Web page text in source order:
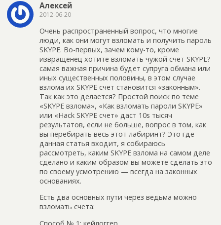
Алексей
2012-06-20
Очень распространенный вопрос, что многие
люди, как они могут взломать и получить пароль
SKYPE. Во-первых, зачем кому-то, кроме
извращенец хотите взломать чужой счет SKYPE?
самая важная причина будет супруга обмана или
иных существенных половины, в этом случае
взлома их SKYPE счет становится «законным».
Так как это делается? Простой поиск по теме
«SKYPE взлома», «Как взломать пароли SKYPE»
или «Hack SKYPE счет» даст 10s тысяч
результатов, если не больше, вопрос в том, как
вы перебирать весь этот лабиринт? Это где
данная статья входит, я собираюсь
рассмотреть, каким SKYPE взлома на самом деле
сделано и каким образом вы можете сделать это
по своему усмотрению — всегда на законных
основаниях.
Есть два основных пути через ведьма можно
взломать счета:
Способ № 1: кейлоггер